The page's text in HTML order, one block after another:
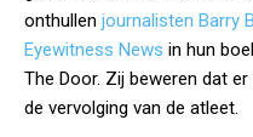
onthullen journalisten Barry
Eyewitness News in hun
The Door. Zij beweren dat
de vervolging van de atleet.